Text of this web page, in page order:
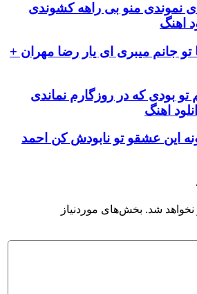
نموندی منو بی راهه کشوندی
اهنگ
تو جانم میبری ای یار رضا مهران +
بودی که در روزگارم نماندی
اهنگ
این عشقو تو نابودش کن احمد
شد. بخش‌های موردنیاز